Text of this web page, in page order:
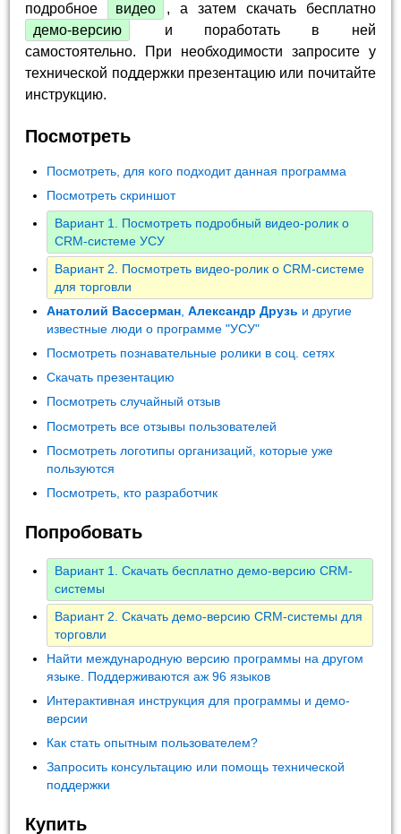
подробное
видео
, а затем скачать бесплатно
демо-версию
и поработать в ней
самостоятельно. При необходимости запросите у
технической поддержки презентацию или почитайте
инструкцию.
Посмотреть
Посмотреть, для кого подходит данная программа
Посмотреть скриншот
Вариант 1. Посмотреть подробный видео-ролик о
CRM-системе УСУ
Вариант 2. Посмотреть видео-ролик о CRM-системе
для торговли
Анатолий Вассерман ,Александр Друзь и другие
известные люди о программе "УСУ"
Посмотреть познавательные ролики в соц. сетях
Скачать презентацию
Посмотреть случайный отзыв
Посмотреть все отзывы пользователей
Посмотреть логотипы организаций, которые уже
пользуются
Посмотреть, кто разработчик
Попробовать
Вариант 1. Скачать бесплатно демо-версию CRM-
системы
Вариант 2. Скачать демо-версию CRM-системы для
торговли
Найти международную версию программы на другом
языке. Поддерживаются аж 96 языков
Интерактивная инструкция для программы и демо-
версии
Как стать опытным пользователем?
Запросить консультацию или помощь технической
поддержки
Купить